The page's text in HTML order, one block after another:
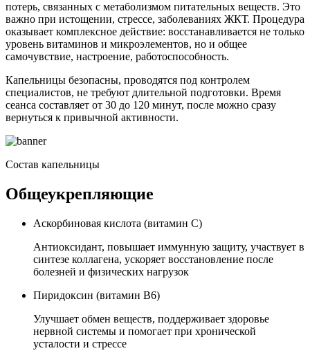
потерь, связанных с метаболизмом питательных веществ. Это
важно при истощении, стрессе, заболеваниях ЖКТ. Процедура
оказывает комплексное действие: восстанавливается не только
уровень витаминов и микроэлементов, но и общее
самочувствие, настроение, работоспособность.
Капельницы безопасны, проводятся под контролем
специалистов, не требуют длительной подготовки. Время
сеанса составляет от 30 до 120 минут, после можно сразу
вернуться к привычной активности.
Состав капельницы
Общеукрепляющие
Аскорбиновая кислота (витамин C)
Антиоксидант, повышает иммунную защиту, участвует в
синтезе коллагена, ускоряет восстановление после
болезней и физических нагрузок
Пиридоксин (витамин B6)
Улучшает обмен веществ, поддерживает здоровье
нервной системы и помогает при хронической
усталости и стрессе